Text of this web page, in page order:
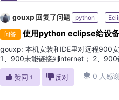
gouxp 回复了问题 python
问答 使用python eclipse给设
gouxp: 本机安装和IDE里对远程900
1、900未能链接到internet； 2、900
3、Python SDK未能正确安装...
 赞同 1  反对  0 人感